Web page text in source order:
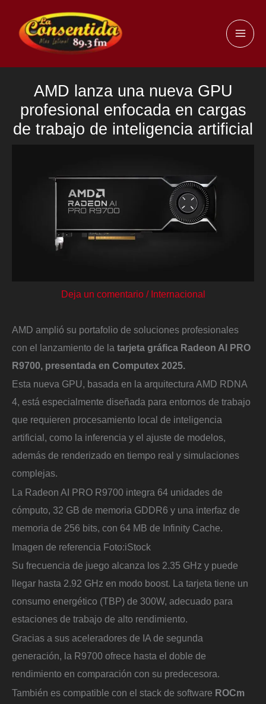
contenido
AMD lanza una nueva GPU
profesional enfocada en cargas
de trabajo de inteligencia artificial
Deja un comentario / Internacional
AMD amplió su portafolio de soluciones profesionales
con el lanzamiento de la tarjeta gráfica Radeon AI PRO
R9700, presentada en Computex 2025.
Esta nueva GPU, basada en la arquitectura AMD RDNA
4, está especialmente diseñada para entornos de trabajo
que requieren procesamiento local de inteligencia
artificial, como la inferencia y el ajuste de modelos,
además de renderizado en tiempo real y simulaciones
complejas.
La Radeon AI PRO R9700 integra 64 unidades de
cómputo, 32 GB de memoria GDDR6 y una interfaz de
memoria de 256 bits, con 64 MB de Infinity Cache.
Imagen de referencia Foto:iStock
Su frecuencia de juego alcanza los 2.35 GHz y puede
llegar hasta 2.92 GHz en modo boost. La tarjeta tiene un
consumo energético (TBP) de 300W, adecuado para
estaciones de trabajo de alto rendimiento.
Gracias a sus aceleradores de IA de segunda
generación, la R9700 ofrece hasta el doble de
rendimiento en comparación con su predecesora.
También es compatible con el stack de software ROCm